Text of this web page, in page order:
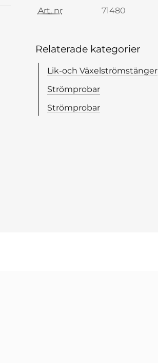
Art. nr 71480
Relaterade kategorier
Lik-och Växelströmstänger
Strömprobar
Strömprobar